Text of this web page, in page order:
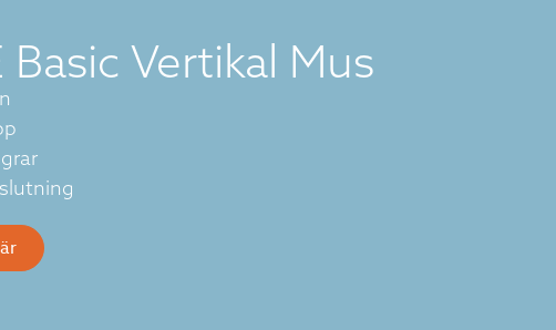
Basic Vertikal Mus